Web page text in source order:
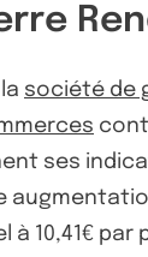
société de
ses
à 10,41€ par